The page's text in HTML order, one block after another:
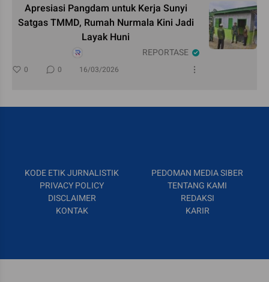
Apresiasi Pangdam untuk Kerja Sunyi
Satgas TMMD, Rumah Nurmala Kini Jadi
Layak Huni
REPORTASE
0 0 16/03/2026
KODE ETIK JURNALISTIK
PEDOMAN MEDIA SIBER
PRIVACY POLICY
TENTANG KAMI
DISCLAIMER
REDAKSI
KONTAK
KARIR